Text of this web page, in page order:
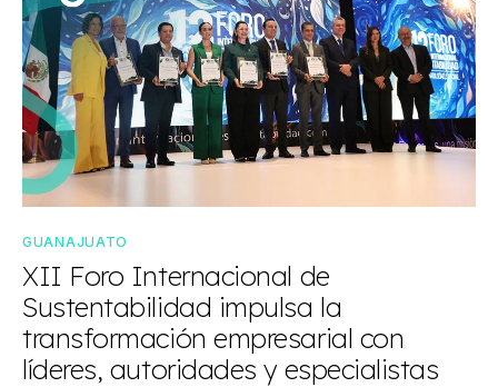
GUANAJUATO
XII Foro Internacional de
Sustentabilidad impulsa la
transformación empresarial con
líderes, autoridades y especialistas